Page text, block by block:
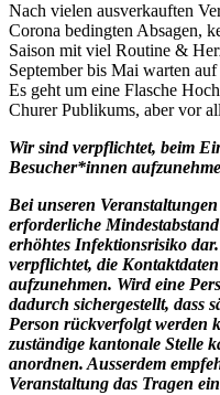
Nach vielen ausverkauften
Corona bedingten Absagen,
Saison mit viel Routine &
September bis Mai warten
Es geht um eine Flasche
Churer Publikums, aber vor
Wir sind verpflichtet, beim
Besucher*innen
Bei unseren
erforderliche
erhöhtes Infektionsrisiko
verpflichtet, die
aufzunehmen. Wird eine
dadurch sichergestellt, dass
Person rückverfolgt werden
zuständige kantonale Stelle
anordnen. Ausserdem
Veranstaltung das Tragen